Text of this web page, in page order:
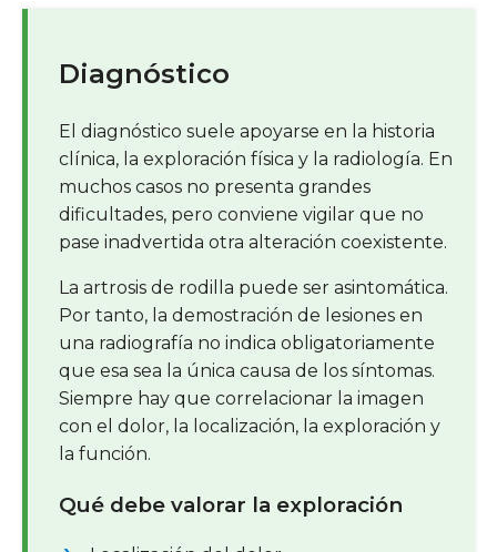
Diagnóstico
El diagnóstico suele apoyarse en la historia
clínica, la exploración física y la radiología. En
muchos casos no presenta grandes
dificultades, pero conviene vigilar que no
pase inadvertida otra alteración coexistente.
La artrosis de rodilla puede ser asintomática.
Por tanto, la demostración de lesiones en
una radiografía no indica obligatoriamente
que esa sea la única causa de los síntomas.
Siempre hay que correlacionar la imagen
con el dolor, la localización, la exploración y
la función.
Qué debe valorar la exploración